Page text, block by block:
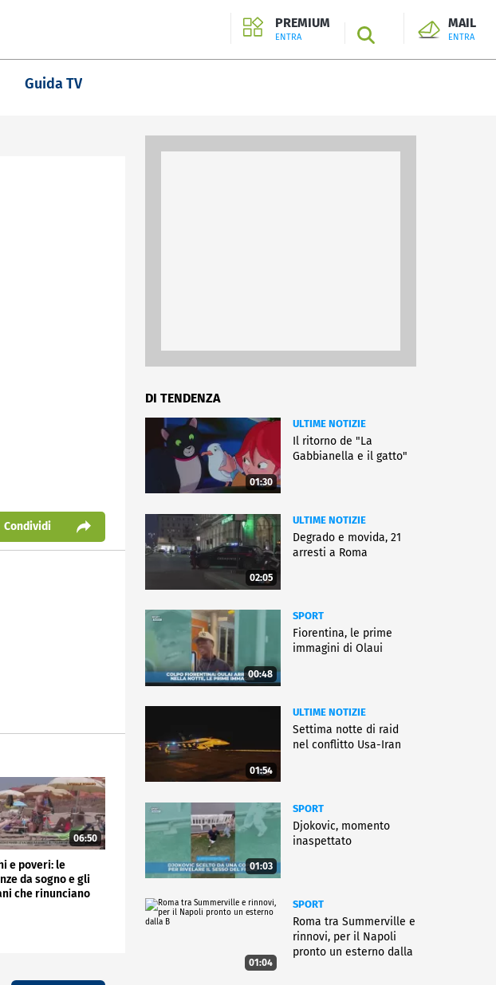
PREMIUM
ENTRA SEARCH
MAIL
ENTRA
Guida TV
Condividi
06:50
e poveri: le
da sogno e gli
che rinunciano
DI TENDENZA
01:30
ULTIME NOTIZIE
Il ritorno de "La
Gabbianella e il gatto"
02:05
ULTIME NOTIZIE
Degrado e movida, 21
arresti a Roma
00:48
SPORT
Fiorentina, le prime
immagini di Olaui
01:54
ULTIME NOTIZIE
Settima notte di raid
nel conflitto Usa-Iran
01:03
SPORT
Djokovic, momento
inaspettato
01:04
SPORT
Roma tra Summerville e
rinnovi, per il Napoli
pronto un esterno dalla